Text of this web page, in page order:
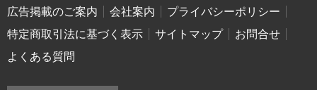
広告掲載のご案内
会社案内
プライバシーポリシー
特定商取引法に基づく表示
サイトマップ
お問合せ
よくある質問